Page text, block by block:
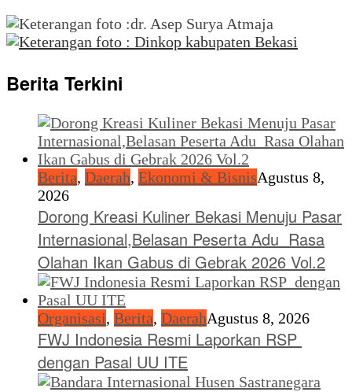
Berita Terkini
Berita, Daerah, Ekonomi & BisnisAgustus 8,
2026
Dorong Kreasi Kuliner Bekasi Menuju Pasar
Internasional,Belasan Peserta Adu Rasa
Olahan Ikan Gabus di Gebrak 2026 Vol.2
Organisasi, Berita, DaerahAgustus 8, 2026
FWJ Indonesia Resmi Laporkan RSP
dengan Pasal UU ITE